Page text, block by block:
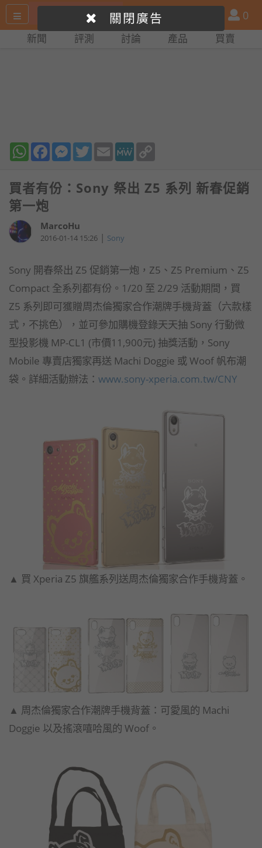
尋
產
品
比
會
員
0
新聞 評測 討論 產品 買賣
WhatsAppFacebookMessenger
TwitterEmail MeWe
買者有份：Sony 祭出 Z5 系列 新春促銷
第一炮
MarcoHu
2016-01-14 15:26 | Sony
Sony 開春祭出 Z5 促銷第一炮，Z5、Z5 Premium、Z5
Compact 全系列都有份。1/20 至 2/29 活動期間，買
Z5 系列即可獲贈周杰倫獨家合作潮牌手機背蓋（六款樣
式，不挑色），並可參加購機登錄天天抽 Sony 行動微
型投影機 MP-CL1 (市價11,900元) 抽獎活動，Sony
Mobile 專賣店獨家再送 Machi Doggie 或 Woof 帆布潮
袋。詳細活動辦法： www.sony-xperia.com.tw/CNY
▲ 買 Xperia Z5 旗艦系列送周杰倫獨家合作手機背蓋。
關閉廣告
▲ 周杰倫獨家合作潮牌手機背蓋：可愛風的 Machi
Doggie 以及搖滾嘻哈風的 Woof。